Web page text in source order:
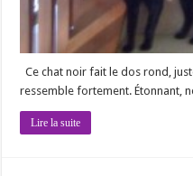
Ce chat noir fait le dos rond,
ressemble fortement. Étonnant,
Lire la suite